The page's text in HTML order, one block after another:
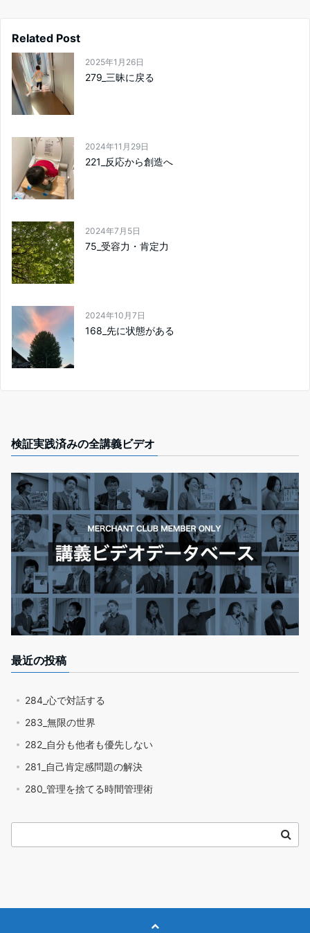
Related Post
2025年1月26日
279_三昧に戻る
2024年11月29日
221_反応から創造へ
2024年7月5日
75_受容力・肯定力
2024年10月7日
168_先に状態がある
検証実践済みの全講義ビデオ
最近の投稿
284_心で対話する
283_無限の世界
282_自分も他者も優先しない
281_自己肯定感問題の解決
280_管理を捨てる時間管理術